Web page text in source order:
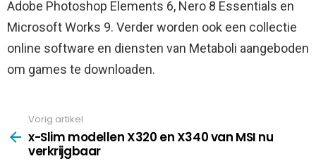
Adobe Photoshop Elements 6, Nero 8 Essentials en
Microsoft Works 9. Verder worden ook een collectie
online software en diensten van Metaboli aangeboden
om games te downloaden.
more
Vorig artikel
x-Slim modellen X320 en X340 van MSI nu
verkrijgbaar